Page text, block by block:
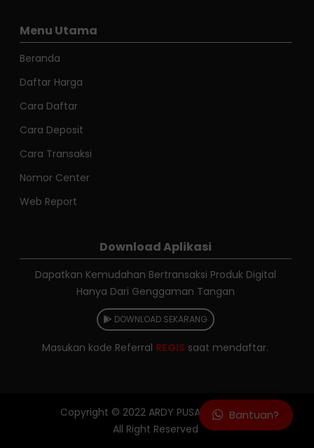
Bantuan?
Menu Utama
Beranda
Daftar Harga
Cara Daftar
Cara Deposit
Cara Transaksi
Nomor Center
Web Report
Download Aplikasi
Dapatkan Kemudahan Bertransaksi Produk Digital
Hanya Dari Genggaman Tangan
DOWNLOAD SEKARANG
Masukan kode Referral REGIS saat mendaftar.
Copyright © 2022 ARDY PUSAJA RELOAD
All Right Reserved